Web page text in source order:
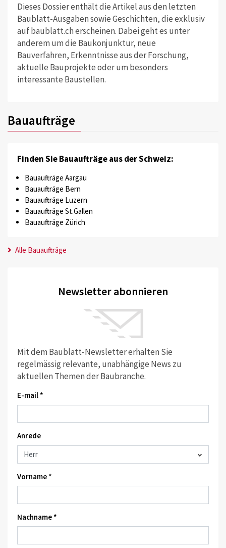
Dieses Dossier enthält die Artikel aus den letzten
Baublatt-Ausgaben sowie Geschichten, die exklusiv
auf baublatt.ch erscheinen. Dabei geht es unter
anderem um die Baukonjunktur, neue
Bauverfahren, Erkenntnisse aus der Forschung,
aktuelle Bauprojekte oder um besonders
interessante Baustellen.
Bauaufträge
Finden Sie Bauaufträge aus der Schweiz:
Bauaufträge Aargau
Bauaufträge Bern
Bauaufträge Luzern
Bauaufträge St.Gallen
Bauaufträge Zürich
Alle Bauaufträge
Newsletter abonnieren
Mit dem Baublatt-Newsletter erhalten Sie
regelmässig relevante, unabhängige News zu
aktuellen Themen der Baubranche.
E-mail *
Anrede
Vorname *
Nachname *